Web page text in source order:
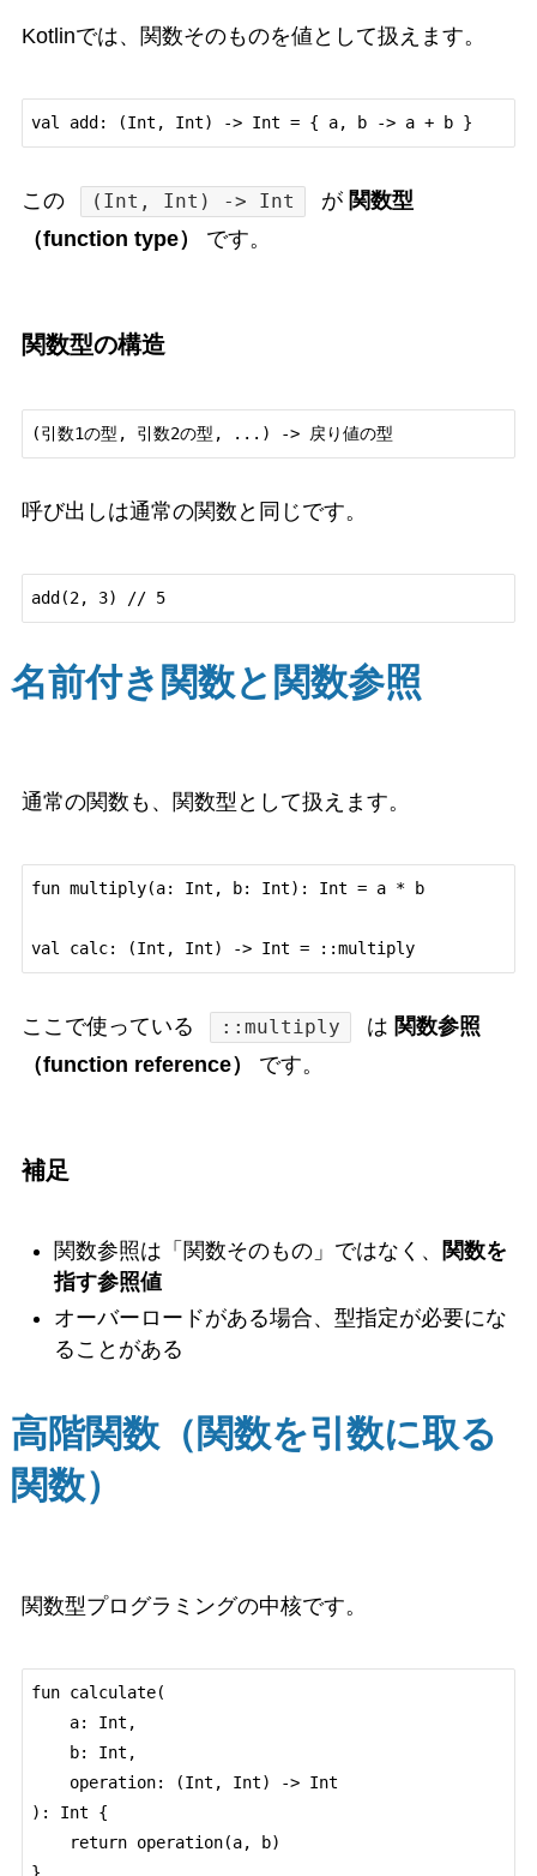
Kotlinでは、関数そのものを値として扱えます。
この (Int, Int) -> Int が 関数型
（function type）
です。
関数型の構造
呼び出しは通常の関数と同じです。
add(2, 3) // 5
名前付き関数と関数参照
通常の関数も、関数型として扱えます。
fun multiply(a: Int, b: Int): Int = a * b
val calc: (Int, Int) -> Int = ::multiply
ここで使っている ::multiply は 関数参照
（function reference）
です。
補足
関数参照は「関数そのもの」ではなく、
関数を
指す参照値
オーバーロードがある場合、型指定が必要にな
ることがある
高階関数（関数を引数に取る
関数）
関数型プログラミングの中核です。
fun calculate(
): Int {